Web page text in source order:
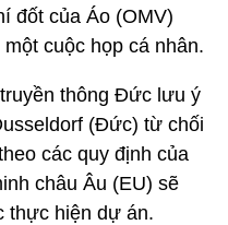
đốt của Áo (OMV)
cuộc họp cá nhân.
thông Đức lưu ý
(Đức) từ chối
các quy định của
châu Âu (EU) sẽ
thực hiện dự án.